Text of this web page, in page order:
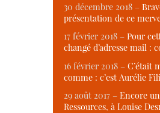
30 décembre 2018 –
présentation de ce
17 février 2018 – Pour
changé d’adresse mail :
16 février 2018 – C’était
comme : c’est Aurélie
29 août 2017 – Encore
Ressources, à Louise